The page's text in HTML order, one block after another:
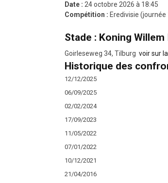
Date : 24 octobre 2026 à 18:45
Compétition : Eredivisie (journée
Stade : Koning Willem
Goirleseweg 34, Tilburg voir sur
Historique des
12/12/2025
06/09/2025
02/02/2024
17/09/2023
11/05/2022
07/01/2022
10/12/2021
21/04/2016